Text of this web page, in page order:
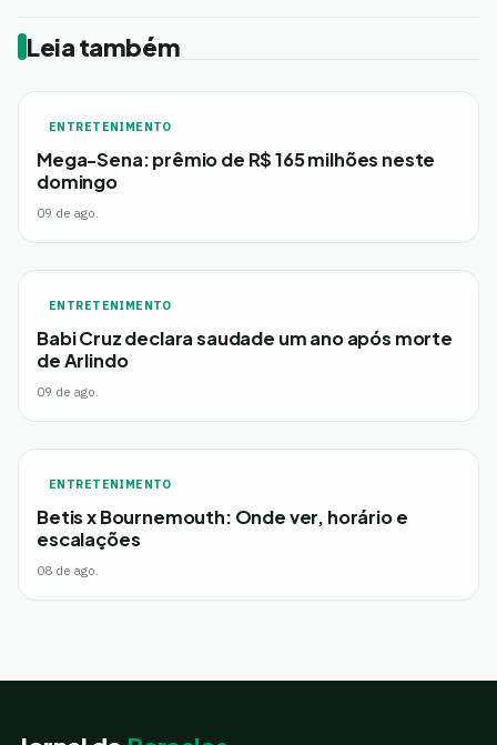
Leia também
ENTRETENIMENTO
Mega-Sena: prêmio de R$ 165 milhões neste
domingo
09 de ago.
ENTRETENIMENTO
Babi Cruz declara saudade um ano após morte
de Arlindo
09 de ago.
ENTRETENIMENTO
Betis x Bournemouth: Onde ver, horário e
escalações
08 de ago.